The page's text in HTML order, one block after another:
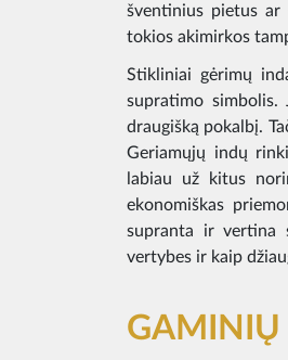
šventinius pietus ar
tokios akimirkos
Stikliniai gėrimų
supratimo simbolis.
draugišką pokalbį.
Geriamųjų indų
labiau už kitus
ekonomiškas
supranta ir vertina
vertybes ir kaip
GAMINIŲ